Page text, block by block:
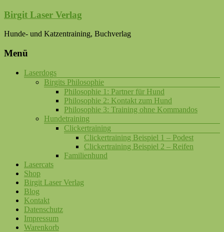
Birgit Laser Verlag
Hunde- und Katzentraining, Buchverlag
Menü
Laserdogs
Birgits Philosophie
Philosophie 1: Partner für Hund
Philosophie 2: Kontakt zum Hund
Philosophie 3: Training ohne Kommandos
Hundetraining
Clickertraining
Clickertraining Beispiel 1 – Podest
Clickertraining Beispiel 2 – Reifen
Familienhund
Lasercats
Shop
Birgit Laser Verlag
Blog
Kontakt
Datenschutz
Impressum
Warenkorb